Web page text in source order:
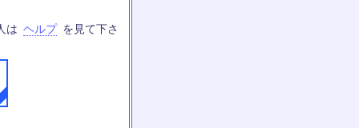
は ヘルプ を見て下さ